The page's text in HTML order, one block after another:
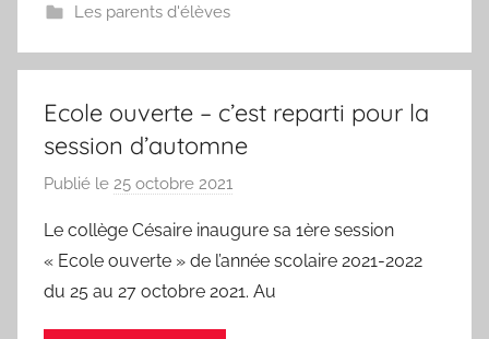
O
U
A
V
a
l
Les parents d'élèves
Ecole ouverte – c’est reparti pour la
session d’automne
Publié le 25 octobre 2021
r
N
I
Le collège Césaire inaugure sa 1ère session
« Ecole ouverte » de l’année scolaire 2021-2022
du 25 au 27 octobre 2021. Au